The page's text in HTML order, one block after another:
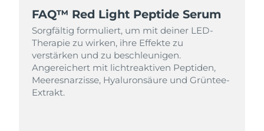
FAQ™ Red Light Peptide Serum
Sorgfältig formuliert, um mit deiner LED-
Therapie zu wirken, ihre Effekte zu
verstärken und zu beschleunigen.
Angereichert mit lichtreaktiven Peptiden,
Meeresnarzisse, Hyaluronsäure und Grüntee-
Extrakt.